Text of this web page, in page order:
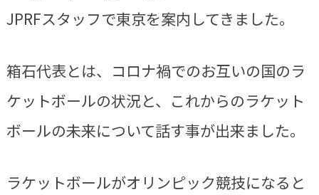
JPRFスタッフで東京を案内してきました。
箱石代表とは、コロナ禍でのお互いの国のラ
ケットボールの状況と、これからのラケット
ボールの未来について話す事が出来ました。
ラケットボールがオリンピック競技になると